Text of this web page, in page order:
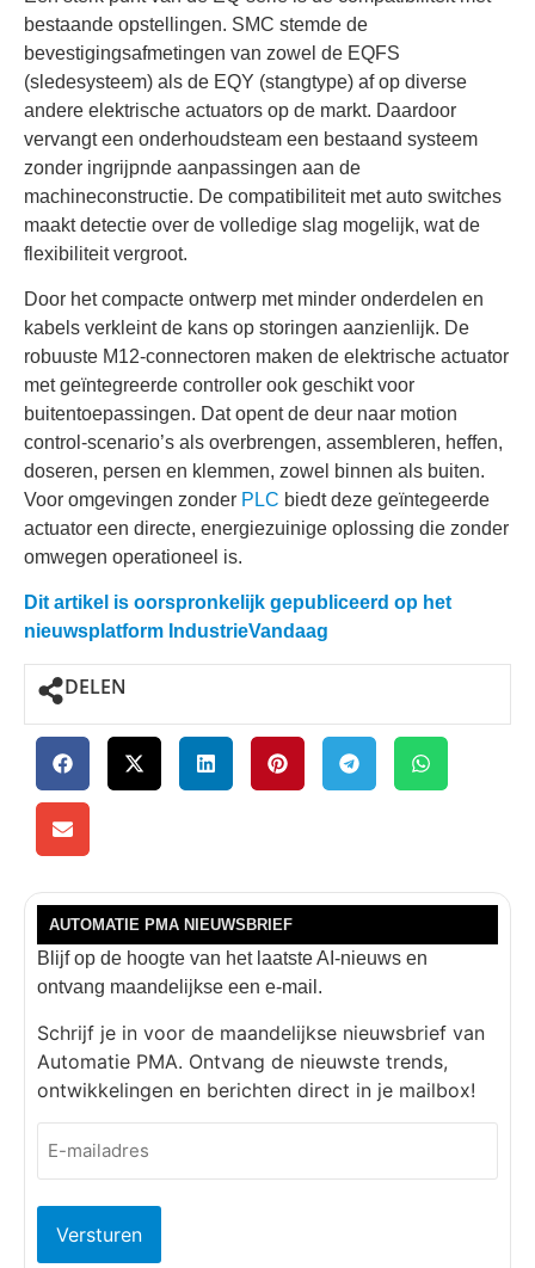
bestaande opstellingen. SMC stemde de
bevestigingsafmetingen van zowel de EQFS
(sledesysteem) als de EQY (stangtype) af op diverse
andere elektrische actuators op de markt. Daardoor
vervangt een onderhoudsteam een bestaand systeem
zonder ingrijpnde aanpassingen aan de
machineconstructie. De compatibiliteit met auto switches
maakt detectie over de volledige slag mogelijk, wat de
flexibiliteit vergroot.
Door het compacte ontwerp met minder onderdelen en
kabels verkleint de kans op storingen aanzienlijk. De
robuuste M12-connectoren maken de elektrische actuator
met geïntegreerde controller ook geschikt voor
buitentoepassingen. Dat opent de deur naar motion
control-scenario’s als overbrengen, assembleren, heffen,
doseren, persen en klemmen, zowel binnen als buiten.
Voor omgevingen zonder PLC biedt deze geïntegeerde
actuator een directe, energiezuinige oplossing die zonder
omwegen operationeel is.
Dit artikel is oorspronkelijk gepubliceerd op het
nieuwsplatform IndustrieVandaag
DELEN
AUTOMATIE PMA NIEUWSBRIEF
Blijf op de hoogte van het laatste AI-nieuws en
ontvang maandelijkse een e-mail.
Schrijf je in voor de maandelijkse nieuwsbrief van
Automatie PMA. Ontvang de nieuwste trends,
ontwikkelingen en berichten direct in je mailbox!
E-
mailadres